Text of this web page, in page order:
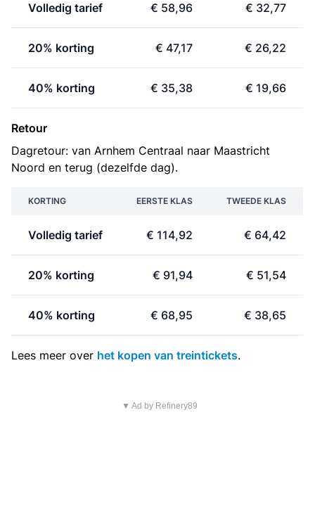
Volledig tarief € 58,96 € 32,77
20% korting € 47,17 € 26,22
40% korting € 35,38 € 19,66
Retour
Dagretour: van Arnhem Centraal naar Maastricht
Noord en terug (dezelfde dag).
KORTING EERSTE KLAS TWEEDE KLAS
Volledig tarief € 114,92 € 64,42
20% korting € 91,94 € 51,54
40% korting € 68,95 € 38,65
Lees meer over het kopen van treintickets.
▼ Ad by Refinery89